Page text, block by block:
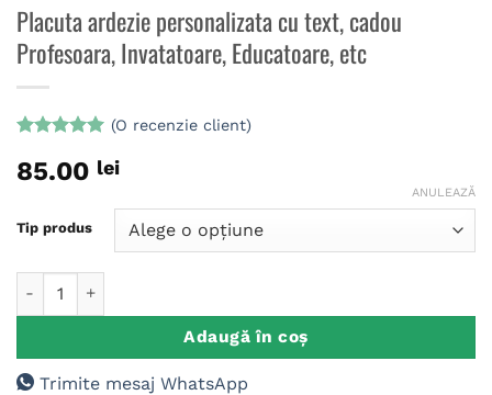
Placuta ardezie personalizata cu text, cadou
Profesoara, Invatatoare, Educatoare, etc
5din 5 pe
baza unei
evaluări
(O recenzie client)
85.00 lei
Tip produs
ANULEAZĂ
Adaugă în coș
Trimite mesaj WhatsApp